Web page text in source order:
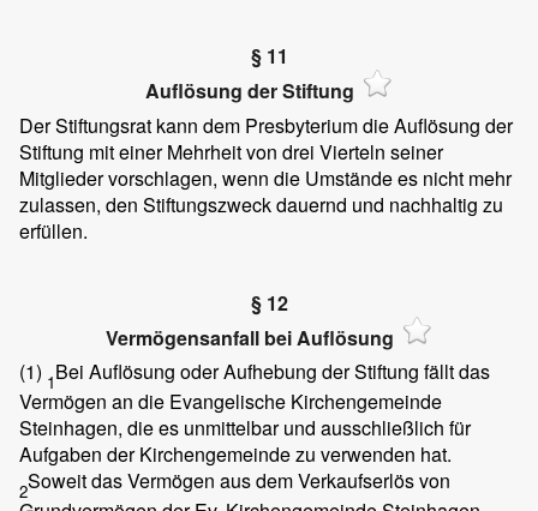
§ 11
Auflösung der Stiftung
Der Stiftungsrat kann dem Presbyterium die Auflösung der
Stiftung mit einer Mehrheit von drei Vierteln seiner
Mitglieder vorschlagen, wenn die Umstände es nicht mehr
zulassen, den Stiftungszweck dauernd und nachhaltig zu
erfüllen.
§ 12
Vermögensanfall bei Auflösung
(1) 1Bei Auflösung oder Aufhebung der Stiftung fällt das
Vermögen an die Evangelische Kirchengemeinde
Steinhagen, die es unmittelbar und ausschließlich für
Aufgaben der Kirchengemeinde zu verwenden hat.
2Soweit das Vermögen aus dem Verkaufserlös von